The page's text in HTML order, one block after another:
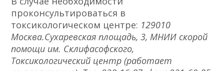
проконсультироваться в
токсикологическом центре: 129010
Москва.Сухаревская площадь, 3, МНИИ скорой
помощи им. Склифасофского,
Токсикологический центр (работает